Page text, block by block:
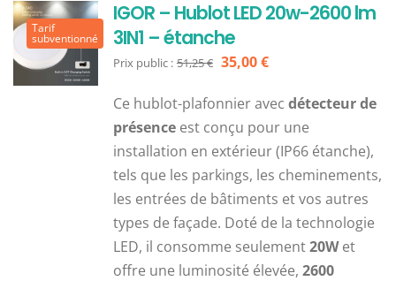
Tarif
subventionné
IGOR – Hublot LED 20w-2600 lm
3IN1 – étanche
Prix public : 51,25€ Le
initial
était :
51,25 €.
35,00€Le
actuel
est :
35,00 €.
Ce hublot-plafonnier avec détecteur de
présenceest conçu pour une
installation en extérieur (IP66 étanche),
tels que les parkings, les cheminements,
les entrées de bâtiments et vos autres
types de façade. Doté de la technologie
LED, il consomme seulement20Wet
offre une luminosité élevée, 2600